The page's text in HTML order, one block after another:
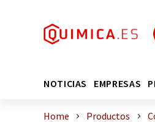
NOTICIAS EMPRESAS
Home Productos